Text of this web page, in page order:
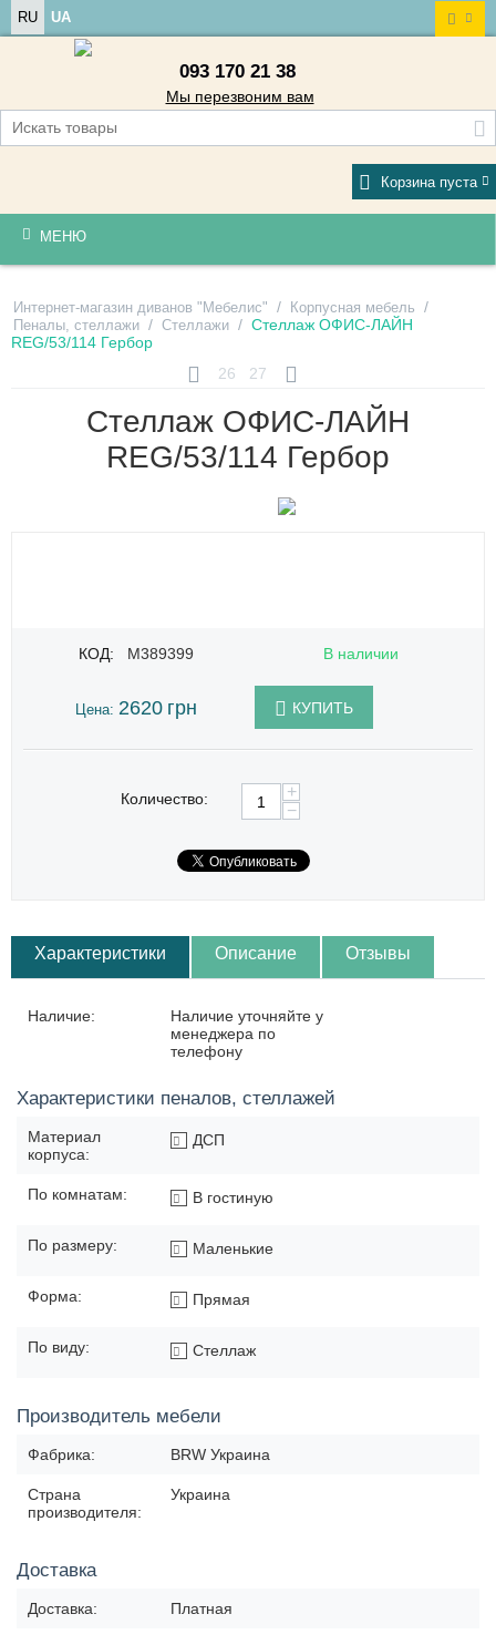
RU UA
093 170 21 38
Мы перезвоним вам
Корзина пуста
МЕНЮ
Интернет-магазин диванов "Мебелис" / Корпусная мебель /
Пеналы, стеллажи / Стеллажи / Стеллаж ОФИС-ЛАЙН
REG/53/114 Гербор
26
27
Стеллаж ОФИС-ЛАЙН
REG/53/114 Гербор
КОД: M389399 В наличии
Цена: 2620 грн КУПИТЬ
Количество:
+
−
Характеристики Описание Отзывы
Наличие:
Наличие уточняйте у
менеджера по
телефону
Характеристики пеналов, стеллажей
Материал
корпуса:
ДСП
По комнатам: В гостиную
По размеру: Маленькие
Форма: Прямая
По виду: Стеллаж
Производитель мебели
Фабрика: BRW Украина
Страна
производителя:
Украина
Доставка
Доставка: Платная